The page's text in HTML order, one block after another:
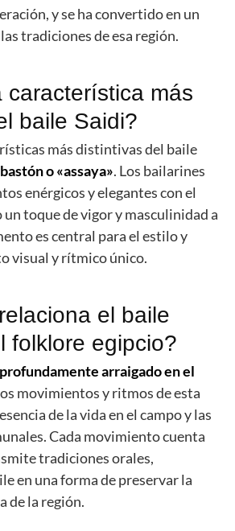
y se ha convertido en un
tradiciones de esa región.
característica más
baile Saidi?
más distintivas del baile
o «assaya». Los bailarines
enérgicos y elegantes con el
toque de vigor y masculinidad a
es central para el estilo y
visual y rítmico único.
el baile
folklore egipcio?
arraigado en el
movimientos y ritmos de esta
de la vida en el campo y las
Cada movimiento cuenta
tradiciones orales,
en una forma de preservar la
de la región.